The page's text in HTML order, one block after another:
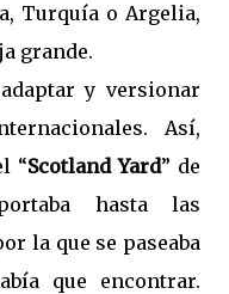
Turquía o Argelia,
grande.
y versionar
Así,
“Scotland Yard” de
hasta las
la que se paseaba
que encontrar.